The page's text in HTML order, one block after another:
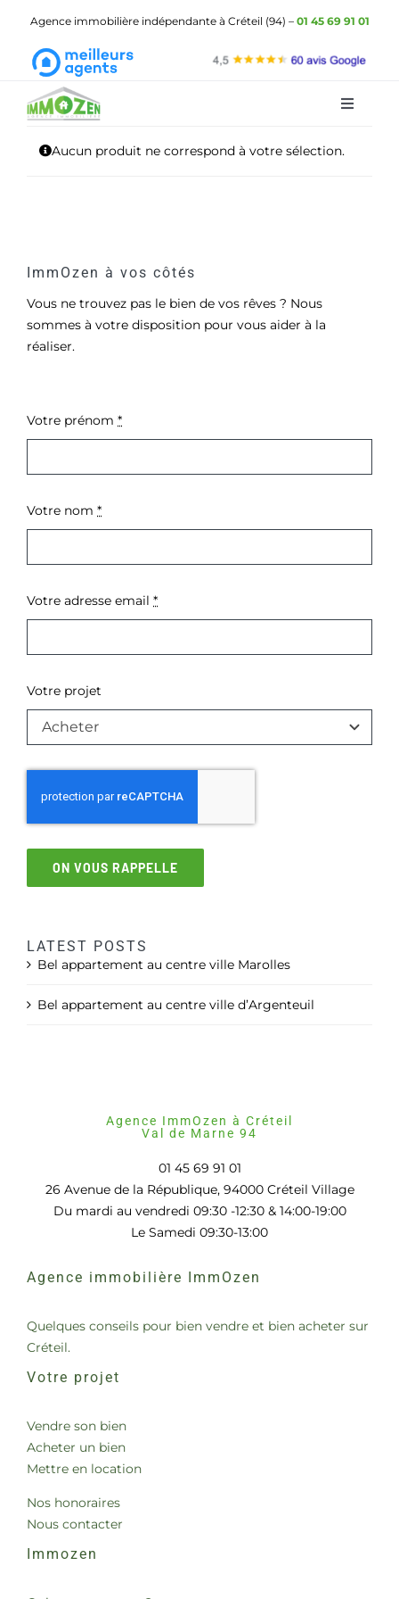
contenu
Agence immobilière indépendante à Créteil (94) – 01 45 69 91 01
Toggle
ImmOzen
Gestion locative
Demander une estimation
Aucun produit ne correspond à votre sélection.
ImmOzen à vos côtés
Vous ne trouvez pas le bien de vos rêves ? Nous
sommes à votre disposition pour vous aider à la
réaliser.
Votre prénom *
Votre nom *
Votre adresse email *
Votre projet
ON VOUS RAPPELLE
LATEST POSTS
Bel appartement au centre ville Marolles
Bel appartement au centre ville d’Argenteuil
Agence ImmOzen à Créteil
Val de Marne 94
01 45 69 91 01
26 Avenue de la République, 94000 Créteil Village
Du mardi au vendredi 09:30 -12:30 & 14:00-19:00
Le Samedi 09:30-13:00
Agence immobilière ImmOzen
Quelques conseils pour bien vendre et bien acheter sur
Créteil.
Votre projet
Vendre son bien
Acheter un bien
Mettre en location
Nos honoraires
Nous contacter
Immozen